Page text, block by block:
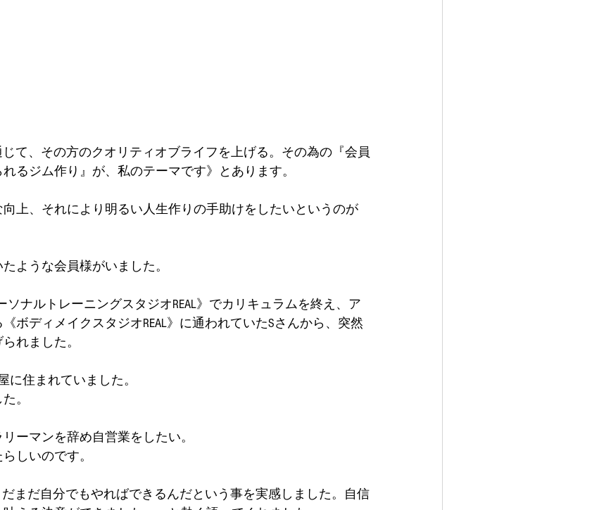
じて、その方のクオリティオブライフを上げる。その為の『会員
るジム作り』が、私のテーマです》とあります。
上、それにより明るい人生作りの手助けをしたいというのが
ような会員様がいました。
ソナルトレーニングスタジオREAL》でカリキュラムを終え、ア
ボディメイクスタジオREAL》に通われていたSさんから、突然
れました。
に住まれていました。
。
ーマンを辞め自営業をしたい。
しいのです。
だまだ自分でもやればできるんだという事を実感しました。自信